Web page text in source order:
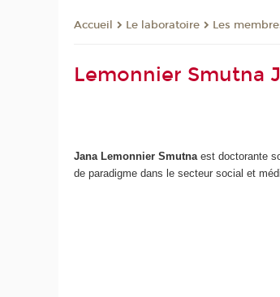
Accueil Le laboratoire Les
Lemonnier Smutna
Jana Lemonnier Smutnaest doctorante
de paradigme dans le secteur social et